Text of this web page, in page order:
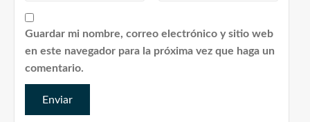
Guardar mi nombre, correo electrónico y sitio web
en este navegador para la próxima vez que haga un
comentario.